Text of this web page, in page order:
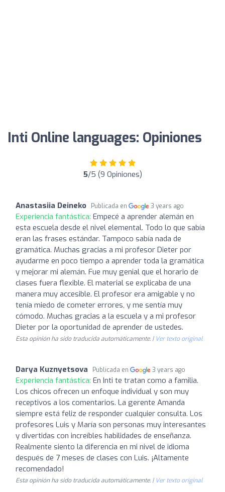
Inti Online languages: Opiniones
5/5 (9 Opiniones)
Anastasiia Deineko Publicada en 3 years ago
Experiencia fantástica: Empecé a aprender alemán en
esta escuela desde el nivel elemental. Todo lo que sabía
eran las frases estándar. Tampoco sabía nada de
gramática. Muchas gracias a mi profesor Dieter por
ayudarme en poco tiempo a aprender toda la gramática
y mejorar mi alemán. Fue muy genial que el horario de
clases fuera flexible. El material se explicaba de una
manera muy accesible. El profesor era amigable y no
tenía miedo de cometer errores, y me sentía muy
cómodo. Muchas gracias a la escuela y a mi profesor
Dieter por la oportunidad de aprender de ustedes.
Esta opinión ha sido traducida automáticamente. | Ver texto original
Darya Kuznyetsova Publicada en 3 years ago
Experiencia fantástica: En Inti te tratan como a familia.
Los chicos ofrecen un enfoque individual y son muy
receptivos a los comentarios. La gerente Amanda
siempre está feliz de responder cualquier consulta. Los
profesores Luis y María son personas muy interesantes
y divertidas con increíbles habilidades de enseñanza.
Realmente siento la diferencia en mi nivel de idioma
después de 7 meses de clases con Luis. ¡Altamente
recomendado!
Esta opinión ha sido traducida automáticamente. | Ver texto original